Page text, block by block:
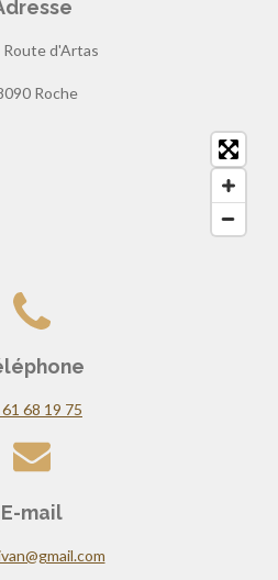
m
Route d'Artas
Roche
68 19 75
E-mail